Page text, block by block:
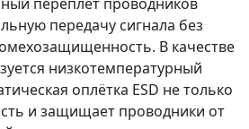
передачу сигнала без
В качестве
низкотемпературный
оплётка ESD не только
и защищает проводники от